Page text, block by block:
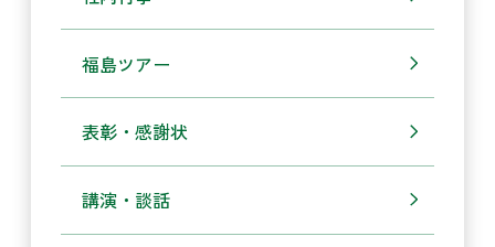
福島ツアー
表彰・感謝状
講演・談話